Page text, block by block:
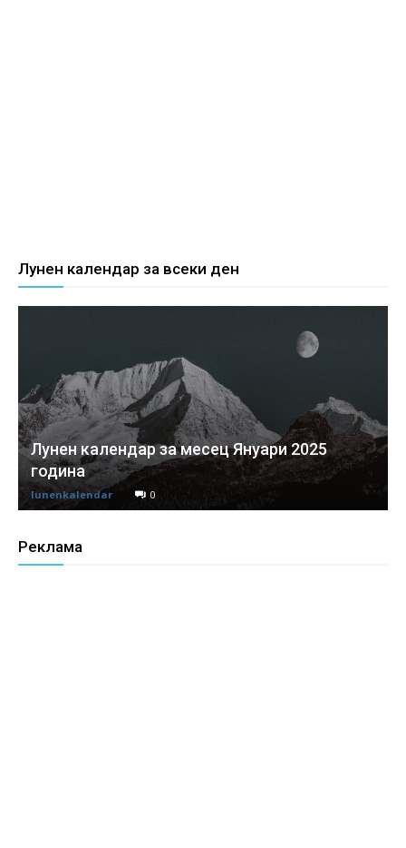
Лунен календар за всеки ден
Лунен календар за месец Януари 2025
година
lunenkalendar 0
Реклама